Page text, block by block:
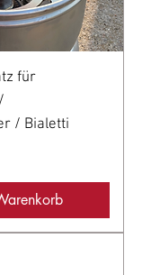
für
/ Bialetti